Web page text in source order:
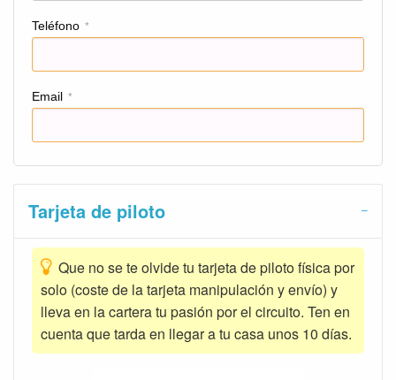
Teléfono *
Email *
Tarjeta de piloto
Que no se te olvide tu tarjeta de piloto física por
solo (coste de la tarjeta manipulación y envío) y
lleva en la cartera tu pasión por el circuito. Ten en
cuenta que tarda en llegar a tu casa unos 10 días.